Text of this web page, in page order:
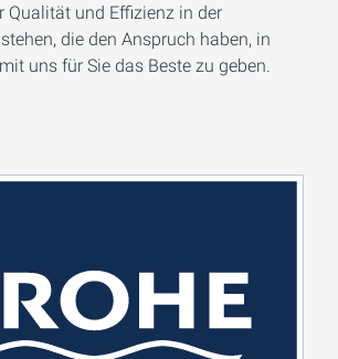
Qualität und Effizienz in der
die den Anspruch haben, in
uns für Sie das Beste zu geben.